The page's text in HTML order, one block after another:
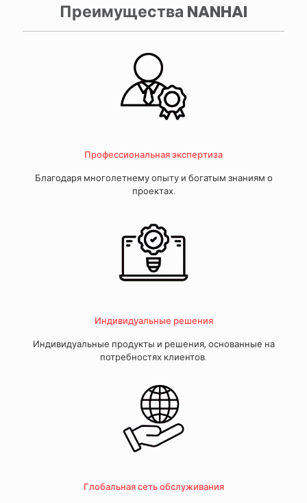
Преимущества NANHAI
Профессиональная экспертиза
Благодаря многолетнему опыту и богатым знаниям о
проектах.
Индивидуальные решения
Индивидуальные продукты и решения, основанные на
потребностях клиентов.
Глобальная сеть обслуживания